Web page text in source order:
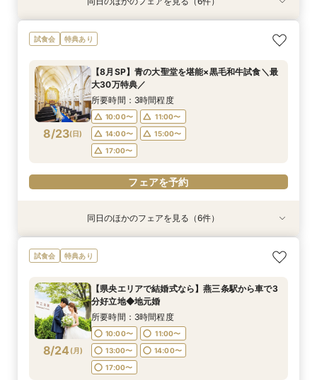
特典あり
8/22( 土
【県央エリアで結婚式なら】燕三条駅から車で3
分好立地◆地元婚
10:00〜
13:00〜
14:00〜
17:00〜
フェアを予約
特典あり
8/22( 土
【少人数婚◆家族婚】2名からOK！10名60万円
～ご相談
10:00〜
14:00〜
15:00〜
フェアを予約
特典あり
8/22( 土
＼最大30万特典／写真映え！ゲスト満足ランタ
ン体験＆豪華試食
10:00〜
14:00〜
15:00〜
17:00〜
フェアを予約
8/22( 土
【タイパ重視の方】クイック相談60分～◆大聖
堂＆邸宅見学
11:00〜
14:00〜
15:00〜
17:00〜
フェアを予約
8/22( 土
【写真も、家族との時間も♪】フォトウェディン
グ＆食事会フェア
10:00〜
14:00〜
15:00〜
17:00〜
フェアを予約
特典あり
8/22( 土
【初コラボ企画！】＼四季の宿みのや／ペア日帰
り温泉券×利用券
10:00〜
14:00〜
15:00〜
17:00〜
フェアを予約
試食会 特典あり
8/23(日)
【8月SP】青の大聖堂を堪能×黒毛和牛試食＼最
大30万特典／
所要時間：3時間程度
10:00〜
11:00〜
14:00〜
15:00〜
17:00〜
フェアを予約
特典あり
8/23(日)
【県央エリアで結婚式なら】燕三条駅から車で3
分好立地◆地元婚
10:00〜
11:00〜
13:00〜
14:00〜
17:00〜
フェアを予約
特典あり
8/23(日)
【少人数婚◆家族婚】2名からOK！10名60万円
～ご相談
10:00〜
11:00〜
14:00〜
15:00〜
フェアを予約
特典あり
8/23(日)
【料理重視の方】贅沢試食を堪能◆黒毛和牛&の
ど黒×青の大聖堂
10:00〜
11:00〜
13:00〜
14:00〜
17:00〜
フェアを予約
特典あり
8/23(日)
【パパママ婚＆おめでた婚♪】お子様も一緒に◎
安心サポート
10:00〜
11:00〜
13:00〜
14:00〜
フェアを予約
特典あり
8/23(日)
【初見学でも安心!】広場の演出体験×試食×なん
でも相談
10:00〜
11:00〜
14:00〜
15:00〜
17:00〜
フェアを予約
8/23(日)
【自宅でライブ見学】簡単！スマホでOK◆オン
ライン相談会
11:00〜
12:00〜
14:00〜
15:00〜
17:00〜
フェアを予約
同日のほかのフェアを見る（6件）
試食会 特典あり
8/24 (月)
【県央エリアで結婚式なら】燕三条駅から車で3
分好立地◆地元婚
所要時間：3時間程度
10:00〜
11:00〜
13:00〜
14:00〜
17:00〜